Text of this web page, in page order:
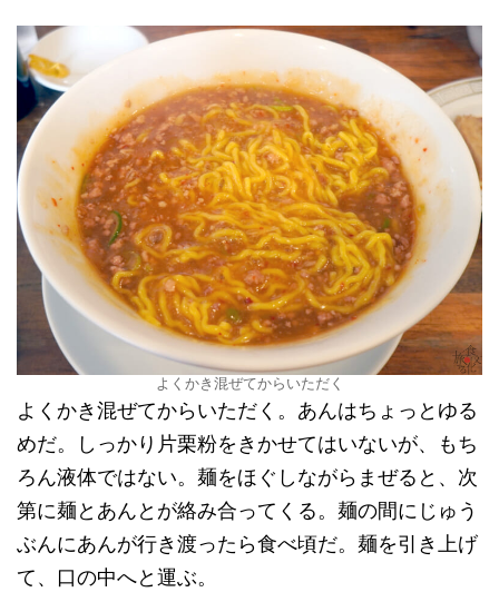
よくかき混ぜてからいただく
よくかき混ぜてからいただく。あんはちょっとゆる
めだ。しっかり片栗粉をきかせてはいないが、もち
ろん液体ではない。麺をほぐしながらまぜると、次
第に麺とあんとが絡み合ってくる。麺の間にじゅう
ぶんにあんが行き渡ったら食べ頃だ。麺を引き上げ
て、口の中へと運ぶ。